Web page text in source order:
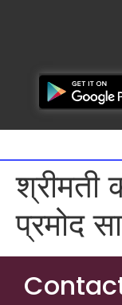
श्रीमती
प्रमोद